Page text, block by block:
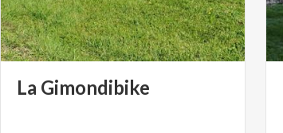
La Gimondibike